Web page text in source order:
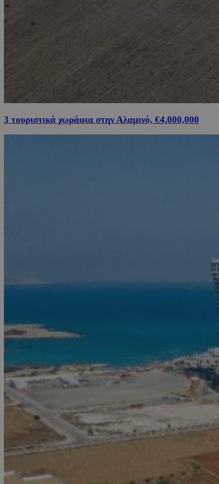
3 τουριστικά χωράφια στην Αλαμινό, €4,000,000